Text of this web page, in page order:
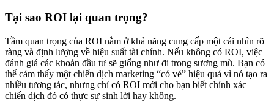
Tại sao ROI lại quan trọng?
Tầm quan trọng của ROI nằm ở khả năng cung cấp một cái nhìn rõ
ràng và định lượng về hiệu suất tài chính. Nếu không có ROI, việc
đánh giá các khoản đầu tư sẽ giống như đi trong sương mù. Bạn có
thể cảm thấy một chiến dịch marketing “có vẻ” hiệu quả vì nó tạo ra
nhiều tương tác, nhưng chỉ có ROI mới cho bạn biết chính xác
chiến dịch đó có thực sự sinh lời hay không.